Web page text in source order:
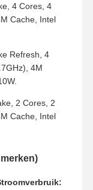
4 Cores, 4
Cache, Intel
Refresh, 4
4M
2 Cores, 2
Cache, Intel